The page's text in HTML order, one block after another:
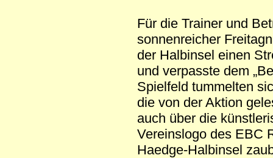
Für die Trainer und
sonnenreicher
der Halbinsel einen
und verpasste dem
Spielfeld tummelten
die von der Aktion
auch über die
Vereinslogo des EBC
Haedge-Halbinsel